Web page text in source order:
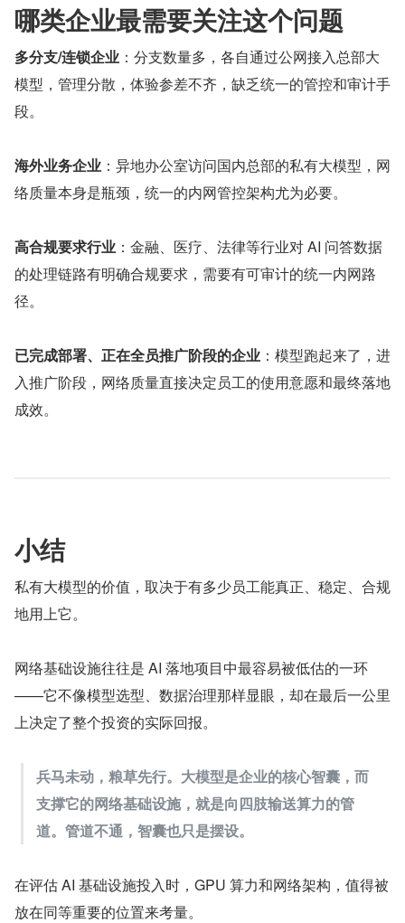
哪类企业最需要关注这个问题
多分支/连锁企业 ：分支数量多，各自通过公网接入总部大
模型，管理分散，体验参差不齐，缺乏统一的管控和审计手
段。
海外业务企业 ：异地办公室访问国内总部的私有大模型，网
络质量本身是瓶颈，统一的内网管控架构尤为必要。
高合规要求行业 ：金融、医疗、法律等行业对 AI 问答数据
的处理链路有明确合规要求，需要有可审计的统一内网路
径。
已完成部署、正在全员推广阶段的企业 ：模型跑起来了，进
入推广阶段，网络质量直接决定员工的使用意愿和最终落地
成效。
小结
私有大模型的价值，取决于有多少员工能真正、稳定、合规
地用上它。
网络基础设施往往是 AI 落地项目中最容易被低估的一环
——它不像模型选型、数据治理那样显眼，却在最后一公里
上决定了整个投资的实际回报。
兵马未动，粮草先行。大模型是企业的核心智囊，而
支撑它的网络基础设施，就是向四肢输送算力的管
道。管道不通，智囊也只是摆设。
在评估 AI 基础设施投入时，GPU 算力和网络架构，值得被
放在同等重要的位置来考量。